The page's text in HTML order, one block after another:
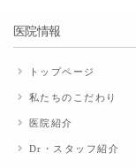
医院情報
トップページ
私たちのこだわり
医院紹介
Dr・スタッフ紹介